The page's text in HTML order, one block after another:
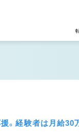
。経験者は月給30